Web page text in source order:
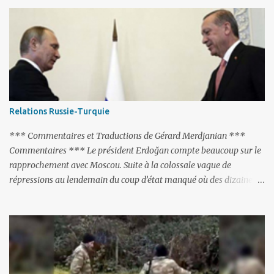
Les deux points non résolus portaient sur la renonciation aux
revendications internationales mutuelles et sur l'abstention de
déployer des représentants d'autres pays le long de la frontière
entre l'Arménie et l'Azerbaïdjan. C’est chose faite, l’Arménie a
accepté. Comme on pouvait s’y attendre, Bakou a posé de
nouvelles conditions préalables : 1- L’Arménie doit demander la
dissolution du Groupe de Minsk de l’OSCE ; 2- et surtout, elle doit
changer sa Constitution en supprimant toute allusion au
‘Karabakh’. Su...
Relations Russie-Turquie
*** Commentaires et Traductions de Gérard Merdjanian ***
Commentaires *** Le président Erdoğan compte beaucoup sur le
rapprochement avec Moscou. Suite à la colossale vague de
répressions au lendemain du coup d’état manqué où des dizaines
fermés, ses relations avec les Occidentaux se sont notablement
refroidies ; Moscou s’était abstenu de critiquer Ankara sur cette
purge massive. Avec en perspective, une épée de Damoclès
suspendue au-dessus de la tête - la fin des négociations d’adhésion